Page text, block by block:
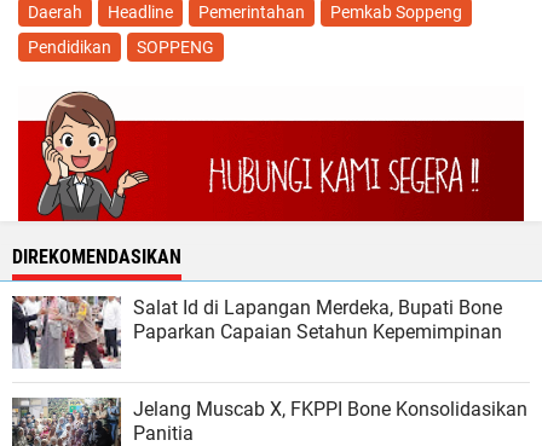
Daerah Headline Pemerintahan
Pemkab Soppeng
Pendidikan
SOPPENG
DIREKOMENDASIKAN
Salat Id di Lapangan Merdeka, Bupati Bone
Paparkan Capaian Setahun Kepemimpinan
Jelang Muscab X, FKPPI Bone Konsolidasikan
Panitia